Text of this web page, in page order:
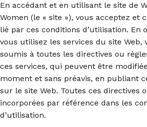
En accédant et en utilisant le site de
Women (le « site »), vous acceptez et
lié par ces conditions d’utilisation. En
vous utilisez les services du site Web,
soumis à toutes les directives ou
ces services, qui peuvent être
moment et sans préavis, en publiant
sur le site Web. Toutes ces directives
incorporées par référence dans les
d’utilisation.